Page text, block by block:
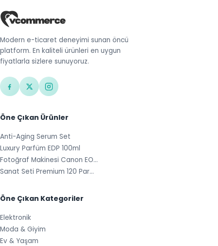
Modern e-ticaret deneyimi sunan öncü
platform. En kaliteli ürünleri en uygun
fiyatlarla sizlere sunuyoruz.
Öne Çıkan Ürünler
Anti-Aging Serum Set
Luxury Parfüm EDP 100ml
Fotoğraf Makinesi Canon EO…
Sanat Seti Premium 120 Par…
Öne Çıkan Kategoriler
Elektronik
Moda & Giyim
Ev & Yaşam